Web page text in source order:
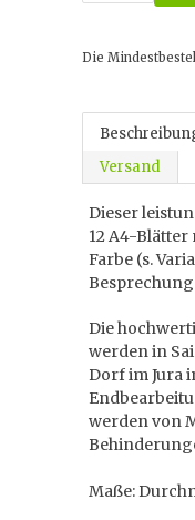
Die
Versand
Dieser
12 A4-
Farbe (s.
Die
werden in
Dorf im Jura
werden von
Maße: